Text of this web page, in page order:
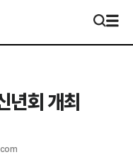
년회 개최